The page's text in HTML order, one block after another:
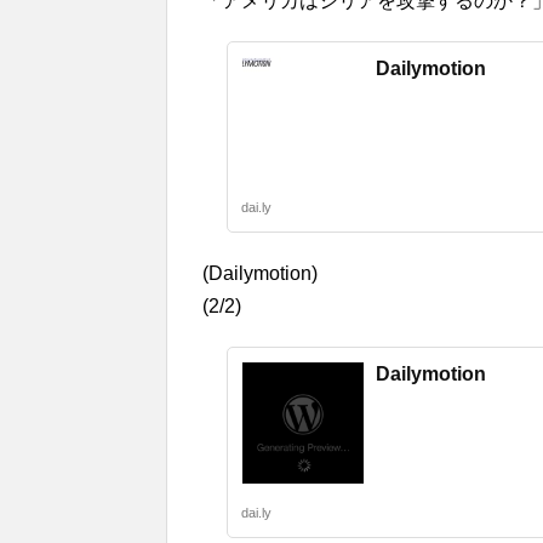
Dailymotion
dai.ly
(Dailymotion)
(2/2)
Dailymotion
dai.ly